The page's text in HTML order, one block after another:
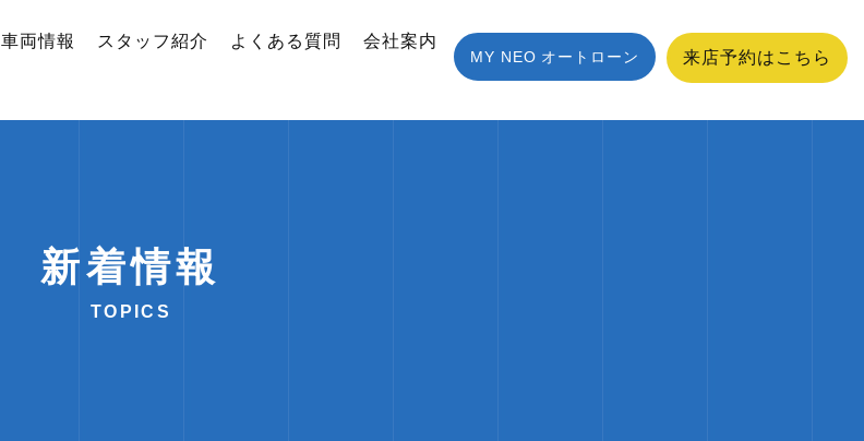
車両情報 スタッフ紹介 よくある質問 会社案内
MY NEO オートローン 来店予約はこちら
新着情報
TOPICS